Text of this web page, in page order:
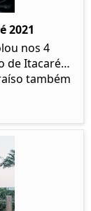
2021
nos 4
de Itacaré…
também